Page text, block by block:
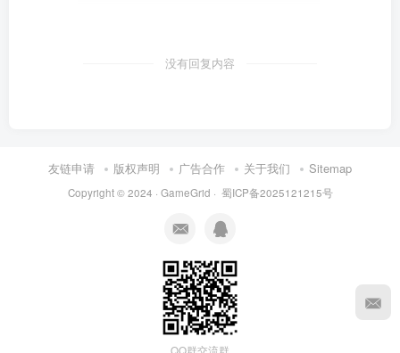
没有回复内容
友链申请 版权声明 广告合作 关于我们 Sitemap
Copyright © 2024 · GameGrid · 蜀ICP备2025121215号